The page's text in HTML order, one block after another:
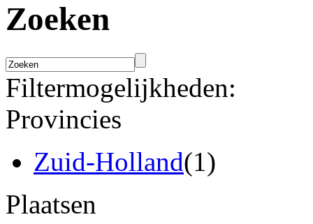
Zoeken
Filtermogelijkheden:
Provincies
Zuid-Holland(1)
Plaatsen